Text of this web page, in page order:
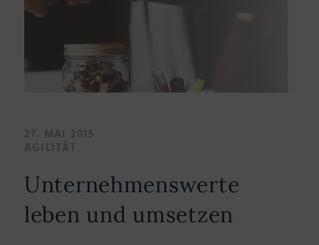
27. MAI 2015
AGILITÄT
Unternehmenswerte
leben und umsetzen